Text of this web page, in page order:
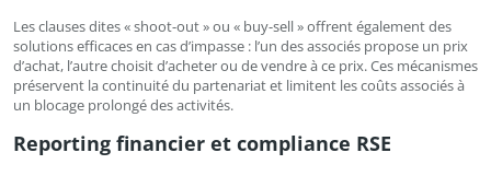
Les clauses dites « shoot-out » ou « buy-sell » offrent également des
solutions efficaces en cas d’impasse : l’un des associés propose un prix
d’achat, l’autre choisit d’acheter ou de vendre à ce prix. Ces mécanismes
préservent la continuité du partenariat et limitent les coûts associés à
un blocage prolongé des activités.
Reporting financier et compliance RSE